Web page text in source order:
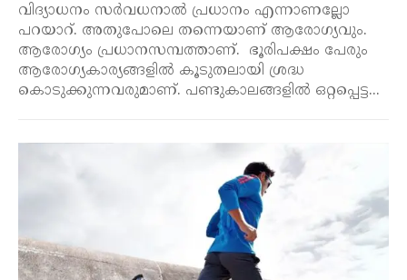
വിദ്യാധനം സർവധനാൽ പ്രധാനം എന്നാണല്ലോ
പറയാറ്. അതുപോലെ തന്നെയാണ് ആരോഗ്യവും.
ആരോഗ്യം പ്രധാനസമ്പത്താണ്. ഭൂരിപക്ഷം പേരും
ആരോഗ്യകാര്യങ്ങളിൽ കൂടുതലായി ശ്രദ്ധ
കൊടുക്കുന്നവരുമാണ്. പണ്ടുകാലങ്ങളിൽ ഒറ്റപ്പെട്ട...